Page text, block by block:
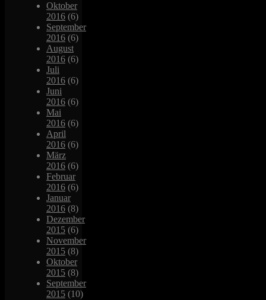
Oktober
2016 (6)
September
2016 (6)
August
2016 (6)
Juli
2016 (6)
Juni
2016 (6)
Mai
2016 (6)
April
2016 (6)
März
2016 (6)
Februar
2016 (6)
Januar
2016 (8)
Dezember
2015 (6)
November
2015 (8)
Oktober
2015 (8)
September
2015 (10)